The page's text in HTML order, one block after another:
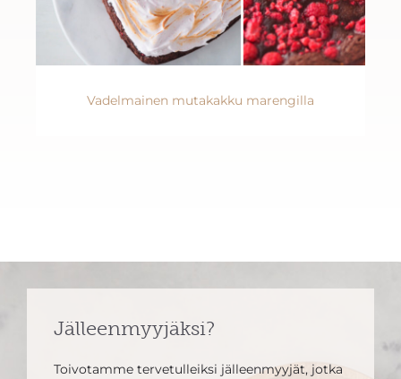
Vadelmainen mutakakku marengilla
Jälleenmyyjäksi?
Toivotamme tervetulleiksi jälleenmyyjät, jotka